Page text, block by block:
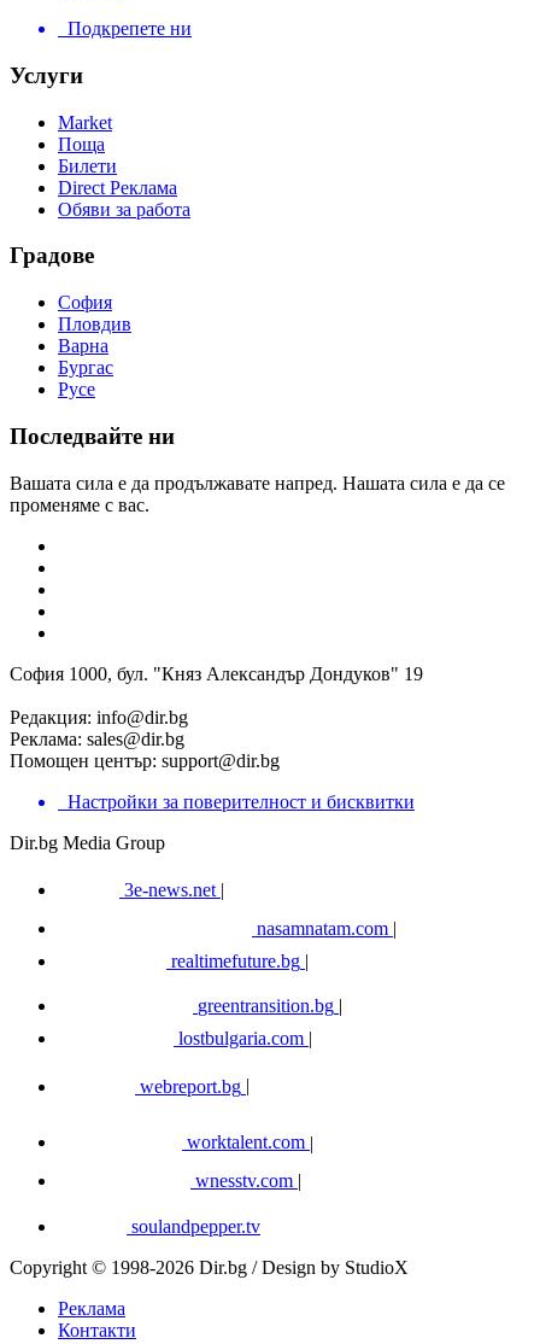
Подкрепете ни
Услуги
Market
Поща
Билети
Direct Реклама
Обяви за работа
Градове
София
Пловдив
Варна
Бургас
Русе
Последвайте ни
Вашата сила е да продължавате напред. Нашата сила е да се
променяме с вас.
София 1000, бул. "Княз Александър Дондуков" 19
Редакция: info@dir.bg
Реклама: sales@dir.bg
Помощен център: support@dir.bg
Настройки за поверителност и бисквитки
Dir.bg Media Group
3e-news.net |
nasamnatam.com |
realtimefuture.bg |
greentransition.bg |
lostbulgaria.com |
webreport.bg
worktalent.com |
wnesstv.com |
soulandpepper.tv
Copyright © 1998-2026 Dir.bg / Design by StudioX
Реклама
Контакти